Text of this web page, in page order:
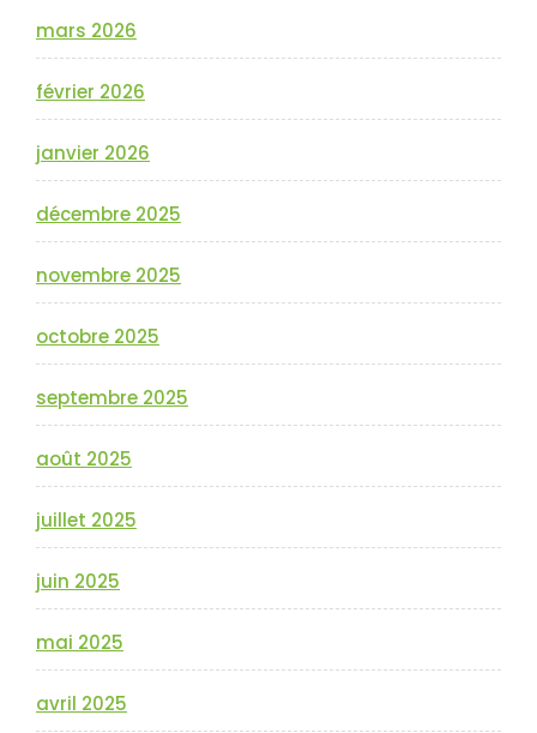
mars 2026
février 2026
janvier 2026
décembre 2025
novembre 2025
octobre 2025
septembre 2025
août 2025
juillet 2025
juin 2025
mai 2025
avril 2025